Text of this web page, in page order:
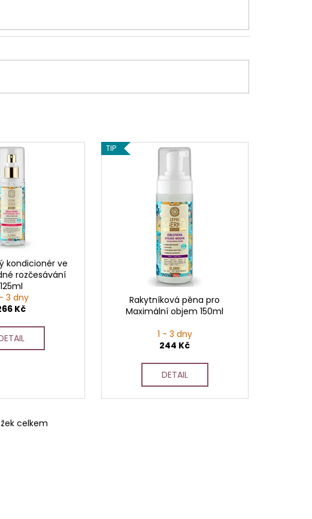
kondicionér ve
rozčesávání
125ml
3 dny
Kč
TIP
Rakytníková pěna pro
Maximální objem 150ml
1 - 3 dny
244 Kč
DETAIL
Ocelkem